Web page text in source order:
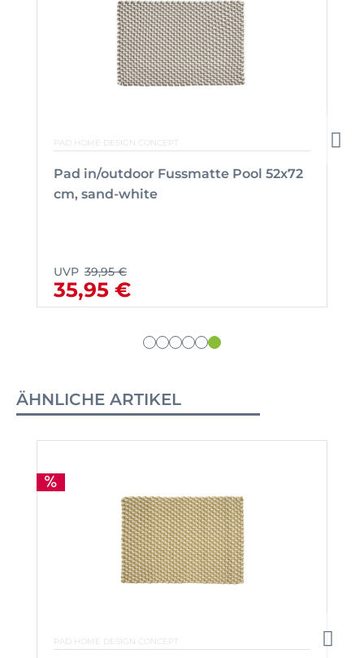
PAD HOME DESIGN CONCEPT
Pad in/outdoor Fussmatte Pool 52x72
cm, sand-white
UVP 39,95 €
35,95 €
ÄHNLICHE ARTIKEL
PAD HOME DESIGN CONCEPT